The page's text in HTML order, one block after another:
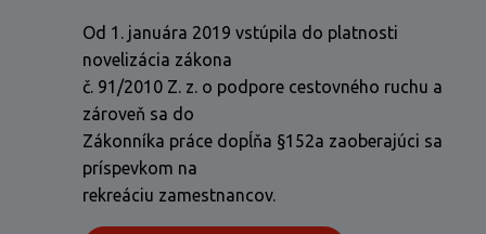
Od 1. januára 2019 vstúpila do platnosti
novelizácia zákona
č. 91/2010 Z. z. o podpore cestovného ruchu a
zároveň sa do
Zákonníka práce dopĺňa §152a zaoberajúci sa
príspevkom na
rekreáciu zamestnancov.